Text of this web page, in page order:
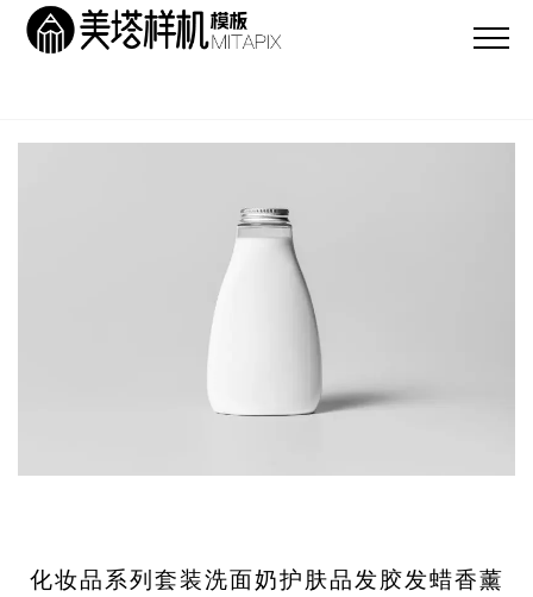
化妆品系列套装洗面奶护肤品发胶发蜡香薰